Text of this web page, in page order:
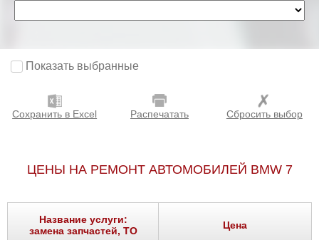
Показать выбранные
Сохранить в Excel Распечатать Сбросить выбор
ЦЕНЫ НА РЕМОНТ АВТОМОБИЛЕЙ BMW 7
Название услуги:
замена запчастей, ТО
Цена